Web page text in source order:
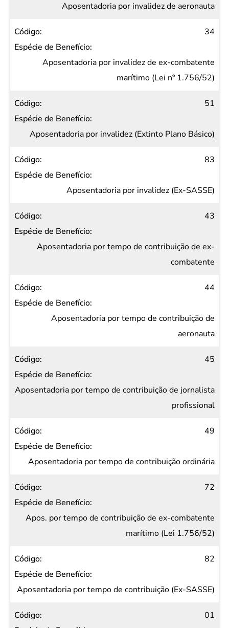
Aposentadoria por invalidez de aeronauta
34
Aposentadoria por invalidez de ex-combatente
marítimo (Lei nº 1.756/52)
51
Aposentadoria por invalidez (Extinto Plano Básico)
83
Aposentadoria por invalidez (Ex-SASSE)
43
Aposentadoria por tempo de contribuição de ex-
combatente
44
Aposentadoria por tempo de contribuição de
aeronauta
45
Aposentadoria por tempo de contribuição de jornalista
profissional
49
Aposentadoria por tempo de contribuição ordinária
72
Apos. por tempo de contribuição de ex-combatente
marítimo (Lei 1.756/52)
82
Aposentadoria por tempo de contribuição (Ex-SASSE)
01